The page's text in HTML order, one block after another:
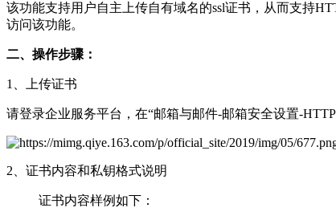
该功能支持用户自主上传自有域名的ssl证书，从而支持
访问该功能。
二、操作步骤：
1、上传证书
请登录企业服务平台，在“邮箱与邮件-邮箱安全设置-
2、证书内容和私钥格式说明
证书内容样例如下：